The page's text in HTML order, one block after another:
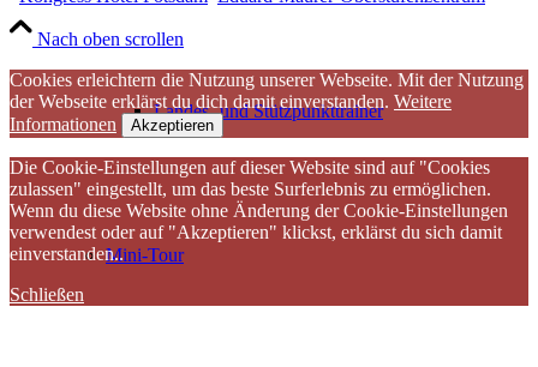
Landes- und Stützpunkttrainer
Mini-Tour
Nach oben scrollen
Cookies erleichtern die Nutzung unserer Webseite. Mit der Nutzung
der Webseite erklärst du dich damit einverstanden. Weitere
Informationen
Akzeptieren
Die Cookie-Einstellungen auf dieser Website sind auf "Cookies
zulassen" eingestellt, um das beste Surferlebnis zu ermöglichen.
Wenn du diese Website ohne Änderung der Cookie-Einstellungen
verwendest oder auf "Akzeptieren" klickst, erklärst du sich damit
einverstanden..
Schließen